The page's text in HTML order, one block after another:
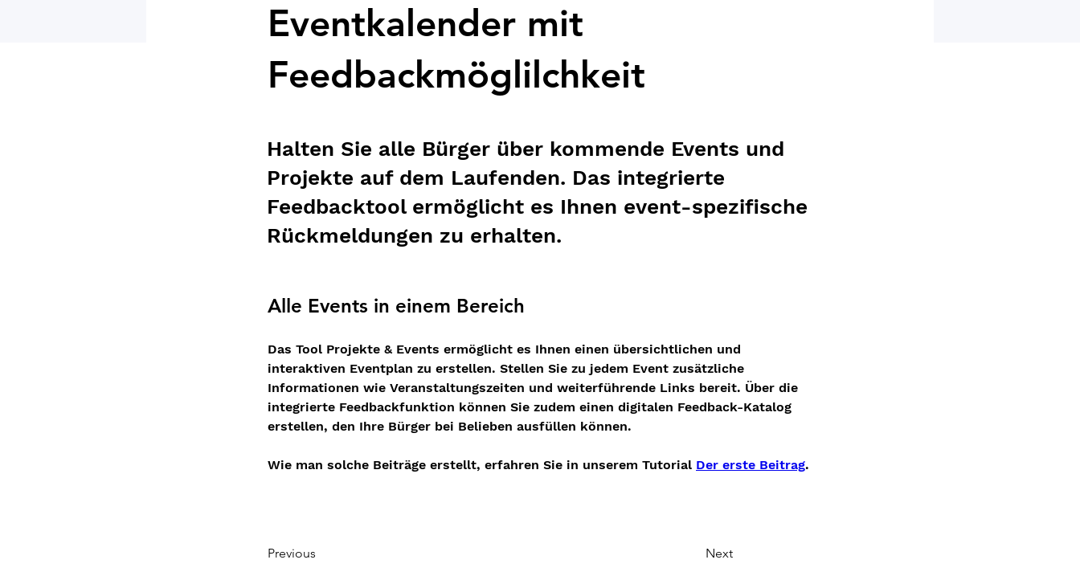
Eventkalender mit
Feedbackmöglilchkeit
Halten Sie alle Bürger über kommende Events und
Projekte auf dem Laufenden. Das integrierte
Feedbacktool ermöglicht es Ihnen event-spezifische
Rückmeldungen zu erhalten.
Alle Events in einem Bereich
Das Tool Projekte & Events ermöglicht es Ihnen einen übersichtlichen und
interaktiven Eventplan zu erstellen. Stellen Sie zu jedem Event zusätzliche
Informationen wie Veranstaltungszeiten und weiterführende Links bereit. Über die
integrierte Feedbackfunktion können Sie zudem einen digitalen Feedback-Katalog
erstellen, den Ihre Bürger bei Belieben ausfüllen können.
Wie man solche Beiträge erstellt, erfahren Sie in unserem Tutorial Der erste Beitrag.
Previous Next